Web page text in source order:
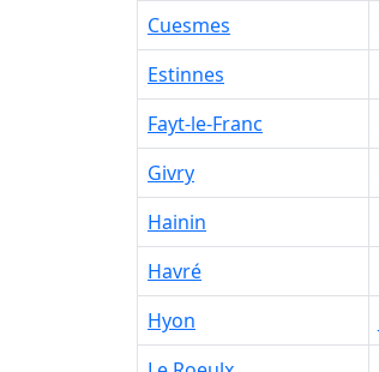
Cuesmes
Estinnes
Fayt-le-Franc
Givry
Hainin
Havré
Hyon